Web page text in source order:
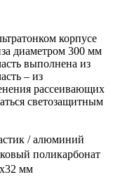
корпусе
диаметром 300 мм
выполнена из
– из
рассеивающих
светозащитным
/ алюминий
поликарбонат
мм